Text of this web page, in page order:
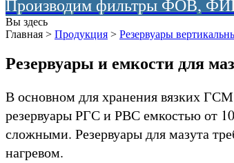
Производим фильтры ФОВ,
Вы здесь
Главная > Продукция > Резервуары
Резервуары и емкости для
В основном для хранения вязких ГСМ
резервуары РГС и РВС емкостью от
сложными. Резервуары для мазута
нагревом.